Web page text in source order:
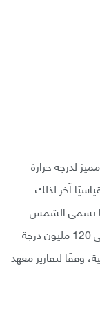
لدرجة حرارة
آخر لذلك.
يسمى الشمس
الاصطناعية على حلقة من البلازما التي سُخنت إلى 120 مليون درجة
مليون درجة فهرنهايت) مدة 1056 ثانية، وفقًا لتقارير معهد